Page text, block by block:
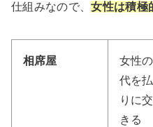
仕組みなので、女性は積極
相席屋
女性
代を
りに
きる